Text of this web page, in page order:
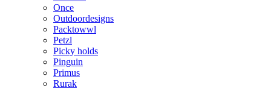
Once
Outdoordesigns
Packtowwl
Petzl
Picky holds
Pinguin
Primus
Rurak